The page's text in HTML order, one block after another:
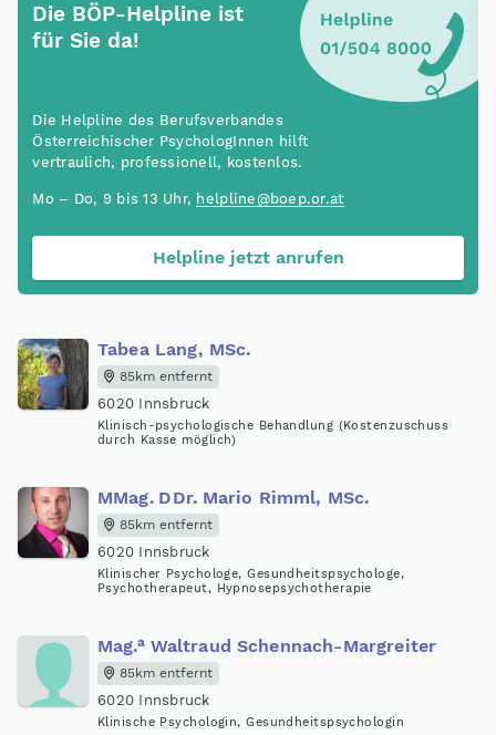
Die BÖP-Helpline ist
für Sie da!
Die Helpline des Berufsverbandes
Österreichischer PsychologInnen hilft
vertraulich, professionell, kostenlos.
Mo – Do, 9 bis 13 Uhr, helpline@boep.or.at
Helpline jetzt anrufen
Tabea Lang, MSc.
85km entfernt
6020 Innsbruck
Klinisch-psychologische Behandlung (Kostenzuschuss
durch Kasse möglich)
MMag.DDr.Mario Rimml, MSc.
85km entfernt
6020 Innsbruck
Klinischer Psychologe, Gesundheitspsychologe,
Psychotherapeut, Hypnosepsychotherapie
Mag.aWaltraud Schennach-Margreiter
85km entfernt
6020 Innsbruck
Klinische Psychologin, Gesundheitspsychologin